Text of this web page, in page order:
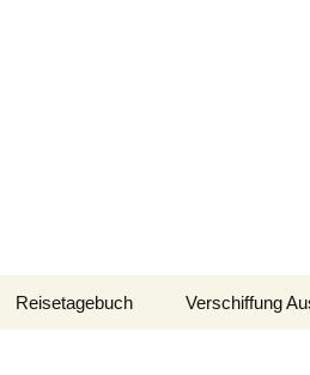
Reisetagebuch Verschiffung